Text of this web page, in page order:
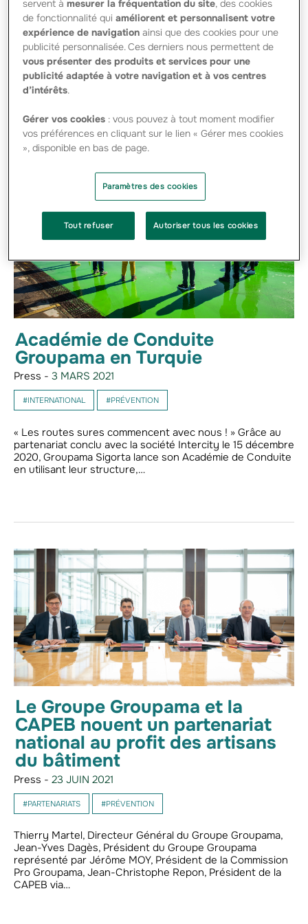
Si partir en voyage reste un projet d’actualité pour les
Français, les incertitudes liées au contexte sanitaire les
poussent à prendre plus de précautions, et notamment à
faire plus attention…
Académie de Conduite
Groupama en Turquie
Press - 3 MARS 2021
#INTERNATIONAL #PRÉVENTION
« Les routes sures commencent avec nous ! » Grâce au
partenariat conclu avec la société Intercity le 15 décembre
2020, Groupama Sigorta lance son Académie de Conduite
en utilisant leur structure,…
Le Groupe Groupama et la
CAPEB nouent un partenariat
national au profit des artisans
du bâtiment
Press - 23 JUIN 2021
#PARTENARIATS #PRÉVENTION
Thierry Martel, Directeur Général du Groupe Groupama,
Jean-Yves Dagès, Président du Groupe Groupama
représenté par Jérôme MOY, Président de la Commission
Pro Groupama, Jean-Christophe Repon, Président de la
CAPEB via…
servent àmesurer la fréquentation du site, des cookies
de fonctionnalité quiaméliorent et personnalisent votre
expérience de navigation ainsi que des cookies pour une
publicité personnalisée. Ces derniers nous permettent de
vous présenter des produits et services pour une
publicité adaptée à votre navigation et à vos centres
d’intérêts.
Gérer vos cookies : vous pouvez à tout moment modifier
vos préférences en cliquant sur le lien « Gérer mes cookies
», disponible en bas de page.
Paramètres des cookies
Tout refuser Autoriser tous les cookies